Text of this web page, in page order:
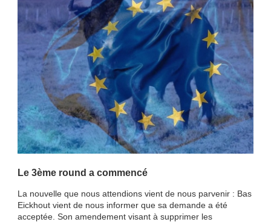
Le 3ème round a commencé
La nouvelle que nous attendions vient de nous parvenir : Bas
Eickhout vient de nous informer que sa demande a été
acceptée. Son amendement visant à supprimer les